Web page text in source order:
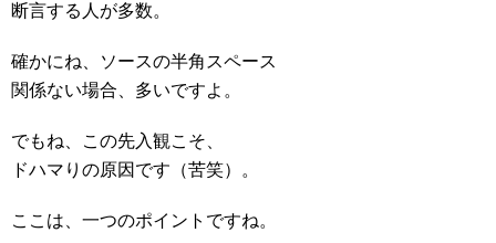
断言する人が多数。
確かにね、ソースの半角スペース
関係ない場合、多いですよ。
でもね、この先入観こそ、
ドハマりの原因です（苦笑）。
ここは、一つのポイントですね。